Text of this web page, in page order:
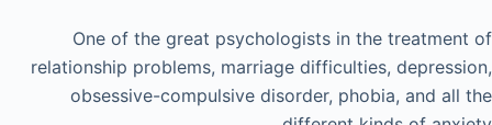
One of the great psychologists in the treatment of
relationship problems, marriage difficulties, depression,
obsessive-compulsive disorder, phobia, and all the